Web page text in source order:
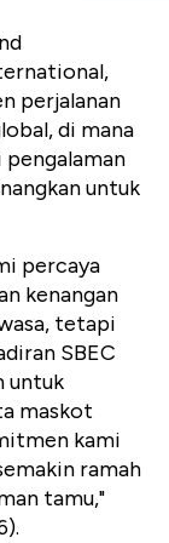
perjalanan
di mana
untuk
percaya
kenangan
tetapi
SBEC
untuk
maskot
kami
ramah
tamu,"